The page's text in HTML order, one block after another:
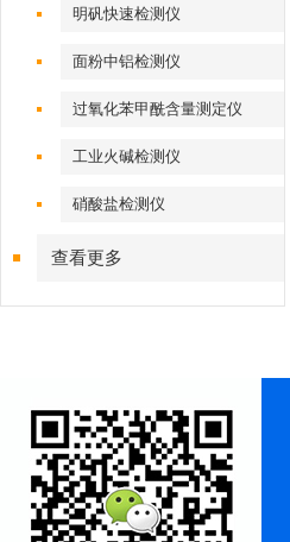
明矾快速检测仪
面粉中铝检测仪
过氧化苯甲酰含量测定仪
工业火碱检测仪
硝酸盐检测仪
查看更多